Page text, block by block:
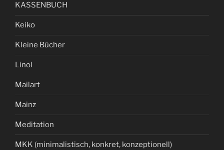
KASSENBUCH
Keiko
Kleine Bücher
Linol
Mailart
Mainz
Meditation
MKK (minimalistisch, konkret, konzeptionell)